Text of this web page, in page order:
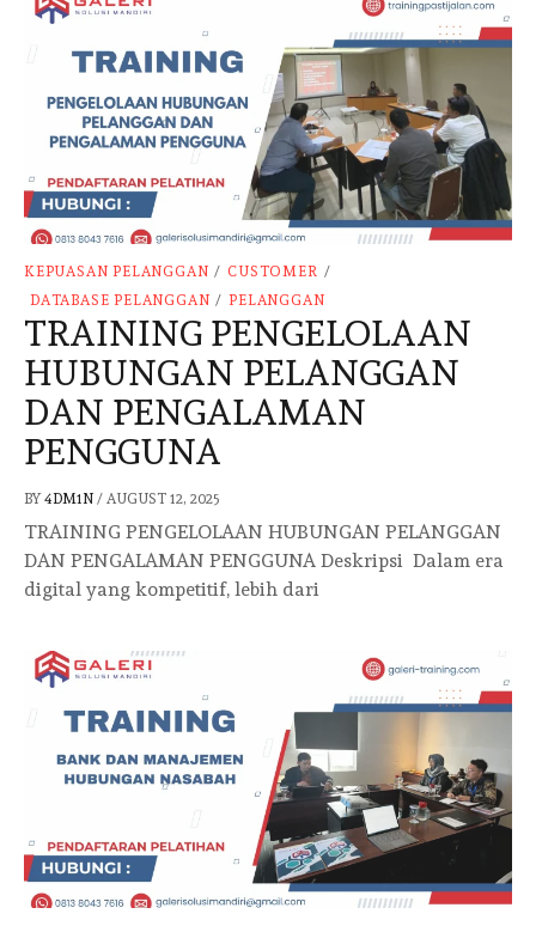
KEPUASAN PELANGGAN / CUSTOMER /
DATABASE PELANGGAN / PELANGGAN
TRAINING PENGELOLAAN
HUBUNGAN PELANGGAN
DAN PENGALAMAN
PENGGUNA
BY 4DM1N / AUGUST 12, 2025
TRAINING PENGELOLAAN HUBUNGAN PELANGGAN
DAN PENGALAMAN PENGGUNA Deskripsi Dalam era
digital yang kompetitif, lebih dari